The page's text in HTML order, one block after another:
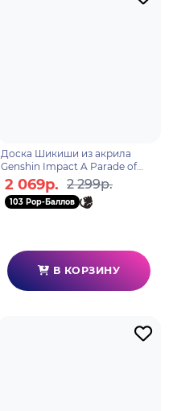
Доска Шикиши из акрила
Genshin Impact A Parade of
Providence 6976525000808
2 069р. 2 299р.
103 Pop-Баллов
В КОРЗИНУ